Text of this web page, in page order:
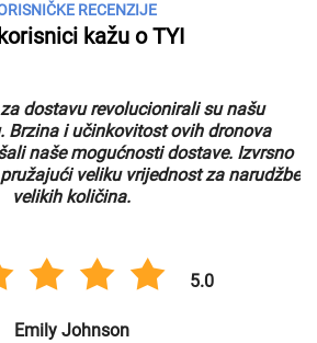
RECENZIJE
kažu o TYI
dostavu revolucionirali su našu
Brzina i učinkovitost ovih dronova
naše mogućnosti dostave. Izvrsno
veliku vrijednost za narudžbe
velikih količina.
5.0
Emily Johnson